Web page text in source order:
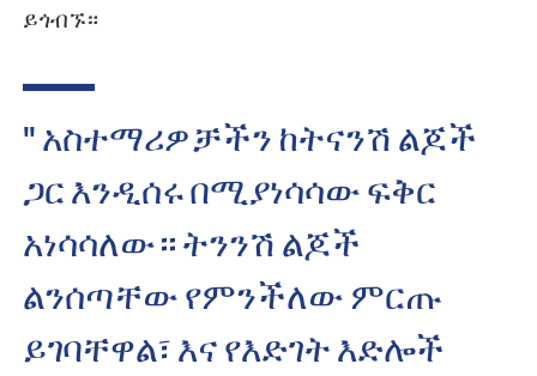
ይጎብኙ።
" አስተማሪዎቻችን ከትናንሽ ልጆች
ጋር እንዲሰሩ በሚያነሳሳው ፍቅር
አነሳሳለው። ትንንሽ ልጆች
ልንሰጣቸው የምንችለው ምርጡ
ይገባቸዋል፣ እና የእድገት እድሎች